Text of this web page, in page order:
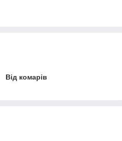
Від комарів